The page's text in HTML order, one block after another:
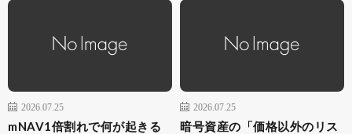
2026.07.25
mNAV1倍割れで何が起きる
2026.07.25
暗号資産の「価格以外のリス